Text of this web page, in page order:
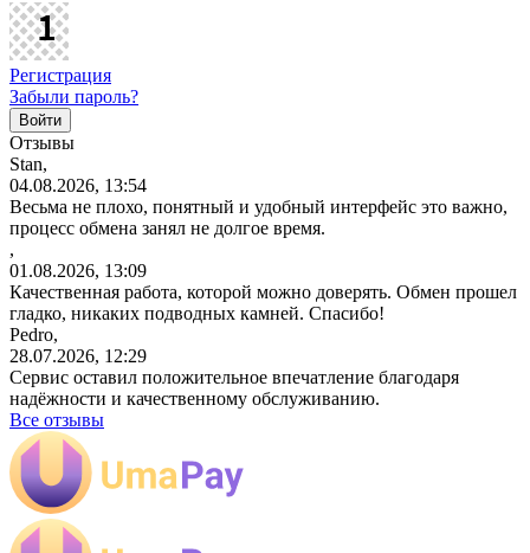
Регистрация
Забыли пароль?
Отзывы
Stan,
04.08.2026, 13:54
Весьма не плохо, понятный и удобный интерфейс это важно,
процесс обмена занял не долгое время.
,
01.08.2026, 13:09
Качественная работа, которой можно доверять. Обмен прошел
гладко, никаких подводных камней. Спасибо!
Pedro,
28.07.2026, 12:29
Сервис оставил положительное впечатление благодаря
надёжности и качественному обслуживанию.
Все отзывы